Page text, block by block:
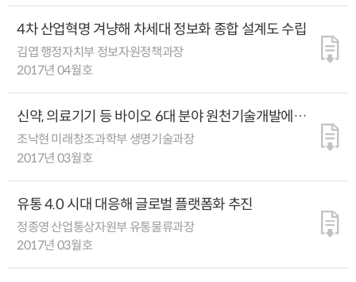
4차 산업혁명 겨냥해 차세대 정보화 종합 설계도 수립
김엽 행정자치부 정보자원정책과장
2017년 04월호
신약, 의료기기 등 바이오 6대 분야 원천기술개발에
3,157억원 지원
조낙현 미래창조과학부 생명기술과장
2017년 03월호
유통 4.0 시대 대응해 글로벌 플랫폼화 추진
정종영 산업통상자원부 유통물류과장
2017년 03월호